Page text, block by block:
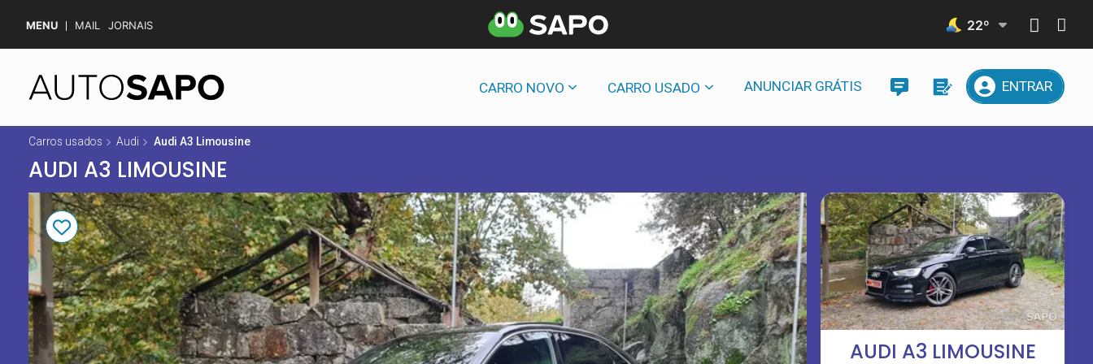
MENU MAIL JORNAIS 22º
CARRO NOVO CARRO USADO ANUNCIAR GRÁTIS ENTRAR
Carros usados Audi Audi A3 Limousine
AUDI A3 LIMOUSINE
AUDI A3 LIMOUSINE